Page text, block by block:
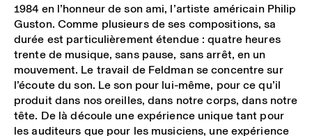
1984 en l’honneur de son ami, l’artiste américain Philip
Guston. Comme plusieurs de ses compositions, sa
durée est particulièrement étendue : quatre heures
trente de musique, sans pause, sans arrêt, en un
mouvement. Le travail de Feldman se concentre sur
l’écoute du son. Le son pour lui-même, pour ce qu’il
produit dans nos oreilles, dans notre corps, dans notre
tête. De là découle une expérience unique tant pour
les auditeurs que pour les musiciens, une expérience